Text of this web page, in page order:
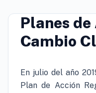
Planes de
Cambio
En julio del año
Plan de Acción